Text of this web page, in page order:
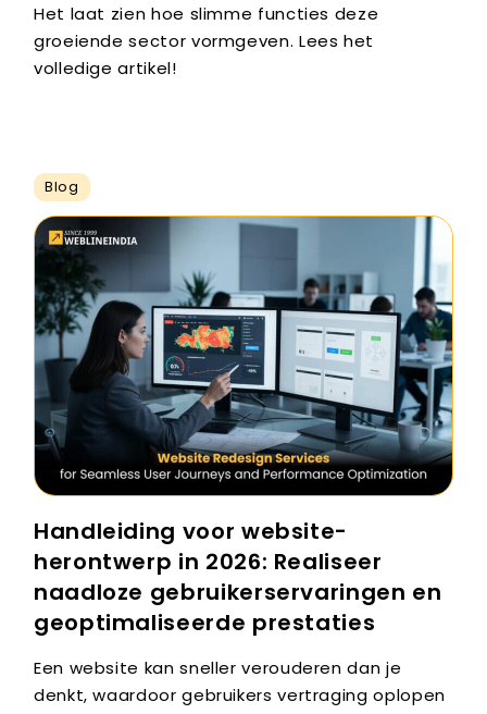
Het laat zien hoe slimme functies deze
groeiende sector vormgeven. Lees het
volledige artikel!
Blog
Handleiding voor website-
herontwerp in 2026: Realiseer
naadloze gebruikerservaringen en
geoptimaliseerde prestaties
Een website kan sneller verouderen dan je
denkt, waardoor gebruikers vertraging oplopen